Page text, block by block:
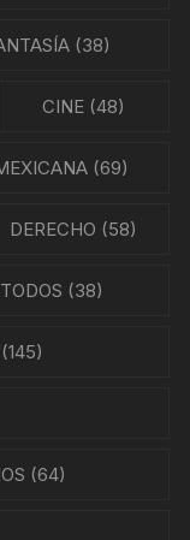
(38)
CINE(48)
(69)
DERECHO (58)
(38)
(64)